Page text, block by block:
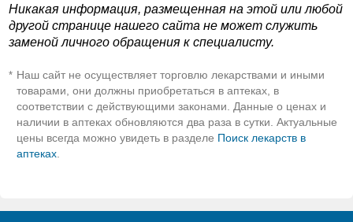
Никакая информация, размещенная на этой или любой
другой странице нашего сайта не может служить
заменой личного обращения к специалисту.
* Наш сайт не осуществляет торговлю лекарствами и иными
товарами, они должны приобретаться в аптеках, в
соответствии с действующими законами. Данные о ценах и
наличии в аптеках обновляются два раза в сутки. Актуальные
цены всегда можно увидеть в разделе Поиск лекарств в
аптеках